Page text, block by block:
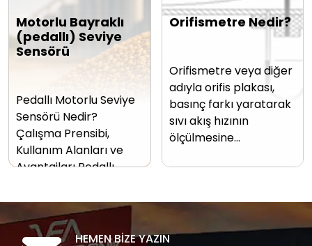
Motorlu Bayraklı
(pedallı) Seviye
Sensörü
Pedallı Motorlu Seviye
Sensörü Nedir?
Çalışma Prensibi,
Kullanım Alanları ve
Avantajları Pedallı…
Orifismetre Nedir?
Orifismetre veya diğer
adıyla orifis plakası,
basınç farkı yaratarak
sıvı akış hızının
ölçülmesine…
HEMEN BİZE YAZIN